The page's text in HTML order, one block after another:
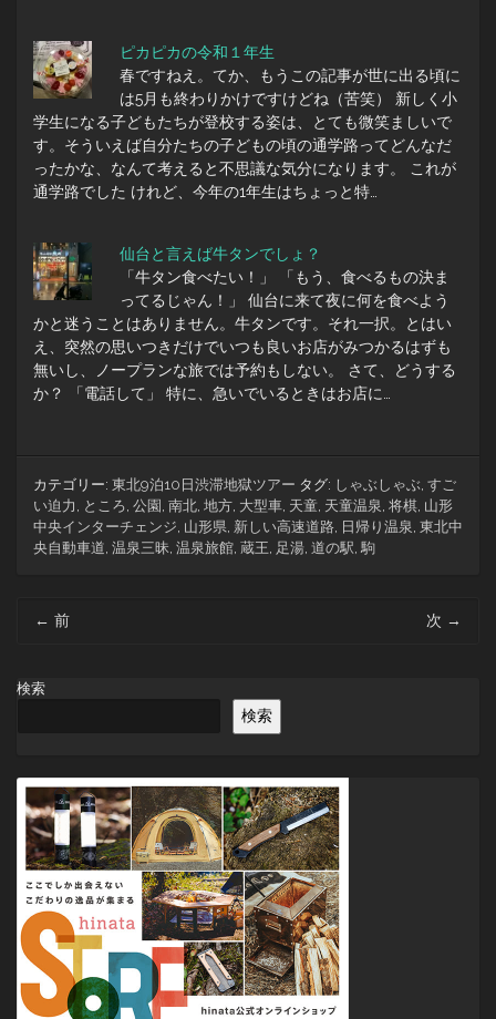
ピカピカの令和１年生
春ですねえ。てか、もうこの記事が世に出る頃に
は5月も終わりかけですけどね（苦笑） 新しく小
学生になる子どもたちが登校する姿は、とても微笑ましいで
す。そういえば自分たちの子どもの頃の通学路ってどんなだ
ったかな、なんて考えると不思議な気分になります。 これが
通学路でした けれど、今年の1年生はちょっと特…
仙台と言えば牛タンでしょ？
「牛タン食べたい！」 「もう、食べるもの決ま
ってるじゃん！」 仙台に来て夜に何を食べよう
かと迷うことはありません。牛タンです。それ一択。とはい
え、突然の思いつきだけでいつも良いお店がみつかるはずも
無いし、ノープランな旅では予約もしない。 さて、どうする
か？ 「電話して」 特に、急いでいるときはお店に…
カテゴリー: 東北9泊10日渋滞地獄ツアー タグ: しゃぶしゃぶ すご
い迫力
ところ 公園 南北 地方 大型車 天童 天童温泉 将棋 山形
中央インターチェンジ 山形県 新しい高速道路 日帰り温泉 東北中
央自動車道 温泉三昧 温泉旅館 蔵王 足湯 道の駅 駒
ビ
ゲ
ン
← 前 次 →
検索
検索